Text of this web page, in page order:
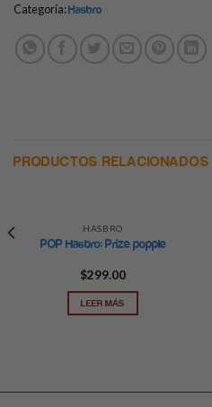
Categoría:Hasbro
PRODUCTOS RELACIONADOS
HASBRO
POP Hasbro: Prize popple
$299.00
LEER MÁS